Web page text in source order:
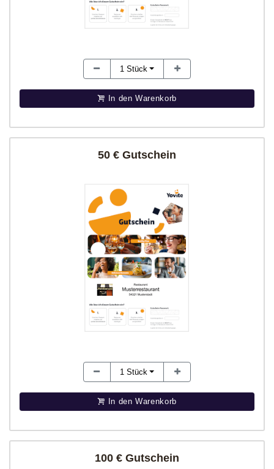
1 Stück
In den Warenkorb
50 € Gutschein
1 Stück
In den Warenkorb
100 € Gutschein